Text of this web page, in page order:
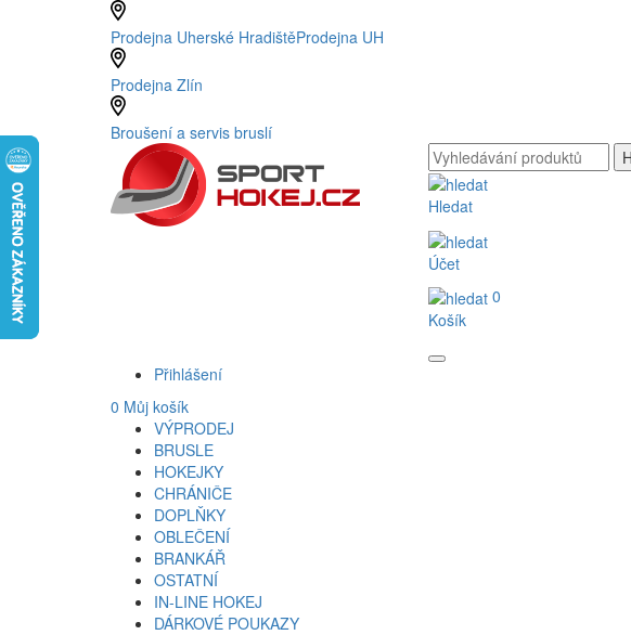
Prodejna Uherské HradištěProdejna UH
Prodejna Zlín
Broušení a servis bruslí
Hledat
Účet
0
Košík
Přihlášení
0 Můj košík
VÝPRODEJ
BRUSLE
HOKEJKY
CHRÁNIČE
DOPLŇKY
OBLEČENÍ
BRANKÁŘ
OSTATNÍ
IN-LINE HOKEJ
DÁRKOVÉ POUKAZY